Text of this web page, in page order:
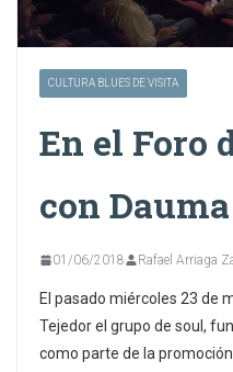
CULTURA BLUES DE VISITA
En el Foro
con Dauma
01/06/2018 Rafael Arriaga
El pasado miércoles 23 de
Tejedor el grupo de soul,
como parte de la